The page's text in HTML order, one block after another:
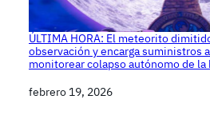
ÚLTIMA HORA: El meteorito
observación y encarga suministros
monitorear colapso autónomo de la
Fecha
febrero 19, 2026